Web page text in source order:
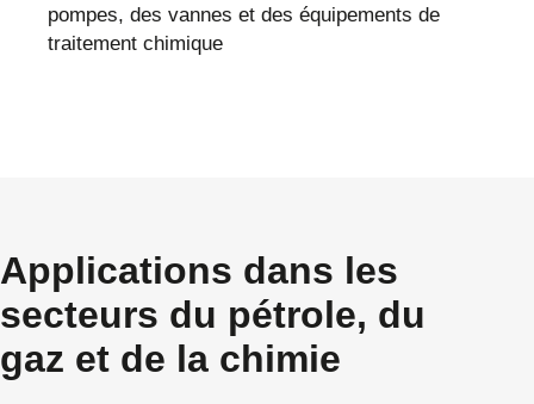
pompes, des vannes et des équipements de
traitement chimique
Applications dans les
secteurs du pétrole, du
gaz et de la chimie